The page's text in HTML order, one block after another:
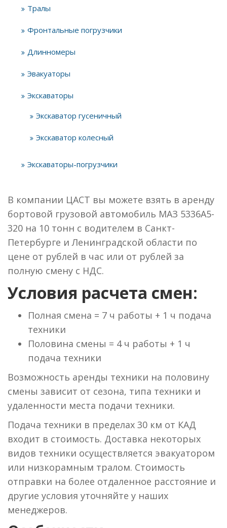
Тралы
Фронтальные погрузчики
Длинномеры
Эвакуаторы
Экскаваторы
Экскаватор гусеничный
Экскаватор колесный
Экскаваторы-погрузчики
В компании ЦАСТ вы можете взять в аренду
бортовой грузовой автомобиль МАЗ 5336А5-
320 на 10 тонн с водителем в Санкт-
Петербурге и Ленинградской области по
цене от рублей в час или от рублей за
полную смену с НДС.
Условия расчета смен:
Полная смена = 7 ч работы + 1 ч подача
техники
Половина смены = 4 ч работы + 1 ч
подача техники
Возможность аренды техники на половину
смены зависит от сезона, типа техники и
удаленности места подачи техники.
Подача техники в пределах 30 км от КАД
входит в стоимость. Доставка некоторых
видов техники осуществляется эвакуатором
или низкорамным тралом. Стоимость
отправки на более отдаленное расстояние и
другие условия уточняйте у наших
менеджеров.